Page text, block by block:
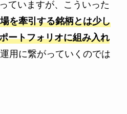
ていますが、こういった
を牽引する銘柄とは少し
ートフォリオに組み入れ
用に繋がっていくのでは